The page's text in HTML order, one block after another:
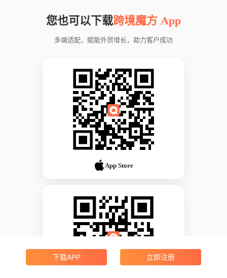
您也可以下载跨境魔方 App
多端适配，赋能外贸增长，助力客户成功
App Store
下载APP 立即注册